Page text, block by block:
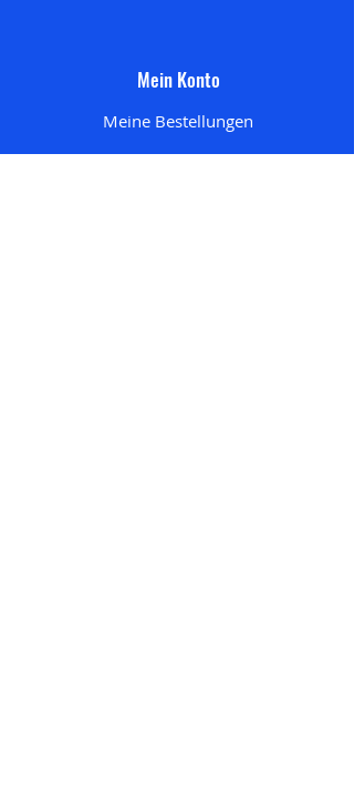
Mein Konto
Meine Bestellungen
Mein Account